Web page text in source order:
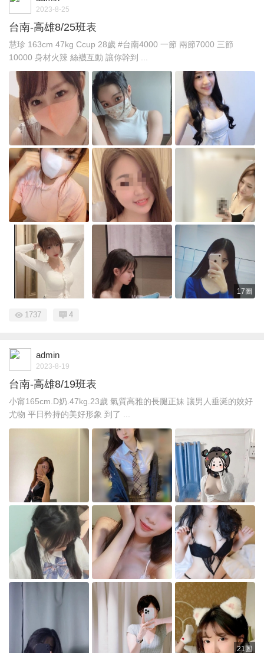
2023-8-25
台南-高雄8/25班表
慧珍 163cm 47kg Ccup 28歲 #台南4000 一節 兩節7000 三節
10000 身材火辣 絲襪互動 讓你幹到 ...
17圖
1737 4
admin
2023-8-19
台南-高雄8/19班表
小甯165cm.D奶.47kg.23歲 氣質高雅的長腿正妹 讓男人垂涎的姣好
尤物 平日矜持的美好形象 到了 ...
21圖